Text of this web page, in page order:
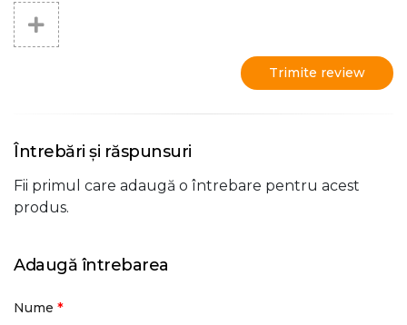
Trimite review
Întrebări și răspunsuri
Fii primul care adaugă o întrebare pentru acest
produs.
Adaugă întrebarea
Nume *